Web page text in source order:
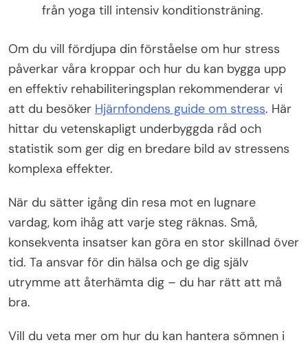
från yoga till intensiv konditionsträning.
Om du vill fördjupa din förståelse om hur stress
påverkar våra kroppar och hur du kan bygga upp
en effektiv rehabiliteringsplan rekommenderar vi
att du besöker Hjärnfondens guide om stress. Här
hittar du vetenskapligt underbyggda råd och
statistik som ger dig en bredare bild av stressens
komplexa effekter.
När du sätter igång din resa mot en lugnare
vardag, kom ihåg att varje steg räknas. Små,
konsekventa insatser kan göra en stor skillnad över
tid. Ta ansvar för din hälsa och ge dig själv
utrymme att återhämta dig – du har rätt att må
bra.
Vill du veta mer om hur du kan hantera sömnen i